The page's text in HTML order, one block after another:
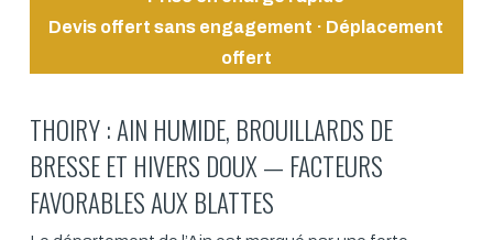
Devis offert sans engagement · Déplacement
offert
THOIRY : AIN HUMIDE, BROUILLARDS DE
BRESSE ET HIVERS DOUX — FACTEURS
FAVORABLES AUX BLATTES